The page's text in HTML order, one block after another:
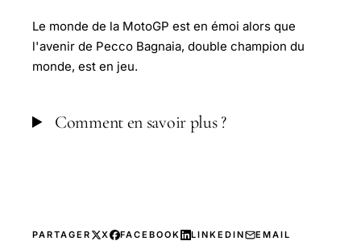
Le monde de la MotoGP est en émoi alors que
l'avenir de Pecco Bagnaia, double champion du
monde, est en jeu.
Comment en savoir plus ?
PARTAGER X FACEBOOK LINKEDIN EMAIL